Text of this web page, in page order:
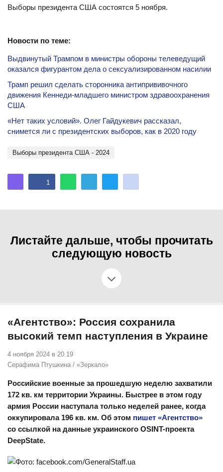
Выборы президента США состоятся 5 ноября.
Новости по теме:
Выдвинутый Трампом в министры обороны телеведущий
оказался фигурантом дела о сексуализированном насилии
Трамп решил сделать сторонника антипрививочного
движения Кеннеди-младшего министром здравоохранения
США
«Нет таких условий». Олег Гайдукевич рассказал,
снимется ли с президентских выборов, как в 2020 году
Выборы президента США - 2024
1
Листайте дальше, чтобы прочитать
следующую новость